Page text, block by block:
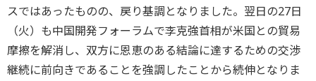
スではあったものの、戻り基調となりました。翌日の27日
（火）も中国開発フォーラムで李克強首相が米国との貿易
摩擦を解消し、双方に恩恵のある結論に達するための交渉
継続に前向きであることを強調したことから続伸となりま